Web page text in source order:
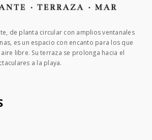
de planta circular con amplios ventanales
es un espacio con encanto para los que
libre. Su terraza se prolonga hacia el
a la playa.